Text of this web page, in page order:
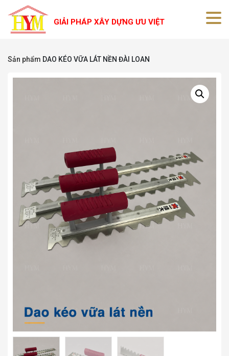
GIẢI PHÁP XÂY DỰNG ƯU VIỆT
Sản phẩm DAO KÉO VỮA LÁT NỀN ĐÀI LOAN